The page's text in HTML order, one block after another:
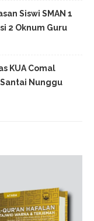
Siswi SMAN 1
2 Oknum Guru
KUA Comal
Nunggu